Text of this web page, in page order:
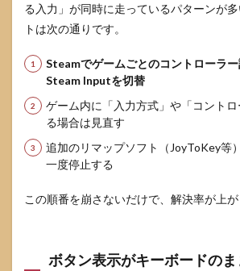
る入力」が同時に走っているパターンが
トは次の通りです。
Steamでゲームごとのコントローラー
Steam Inputを切替
ゲーム内に「入力方式」や「コント
る場合は見直す
追加のリマップソフト（JoyToKey等
一度停止する
この順番を崩さないだけで、解決率が上が
ボタン表示がキーボードの